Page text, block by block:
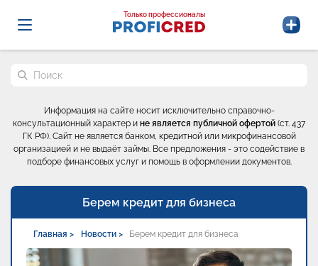
Probrokery - Только профессионалы
Только профессионалы
Поиск по сайту
Информация на сайте носит исключительно справочно-
консультационный характер и не является публичной офертой (ст. 437
ГК РФ). Сайт не является банком, кредитной или микрофинансовой
организацией и не выдаёт займы. Все предложения - это содействие в
подборе финансовых услуг и помощь в оформлении документов.
Берем кредит для бизнеса
Главная > Новости > Берем кредит для бизнеса